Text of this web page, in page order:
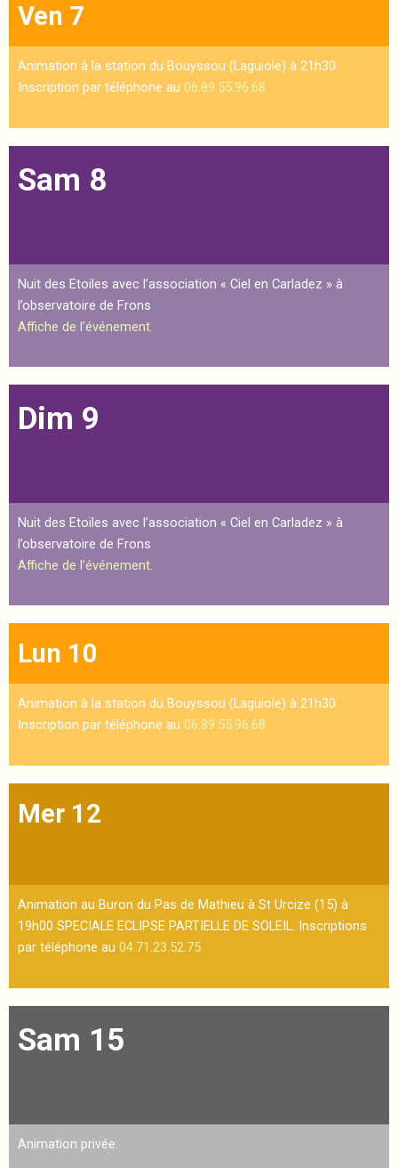
Ven 7
Animation à la station du Bouyssou (Laguiole) à 21h30
Inscription par téléphone au 06.89.55.96.68
Sam 8
Nuit des Etoiles avec l’association « Ciel en Carladez » à
l’observatoire de Frons
Affiche de l’événement
Dim 9
Nuit des Etoiles avec l’association « Ciel en Carladez » à
l’observatoire de Frons
Affiche de l’événement.
Lun 10
Animation à la station du Bouyssou (Laguiole) à 21h30
Inscription par téléphone au 06.89.55.96.68
Mer 12
Animation au Buron du Pas de Mathieu à St Urcize (15) à
19h00 SPECIALE ECLIPSE PARTIELLE DE SOLEIL. Inscriptions
par téléphone au 04.71.23.52.75
Sam 15
Animation privée.